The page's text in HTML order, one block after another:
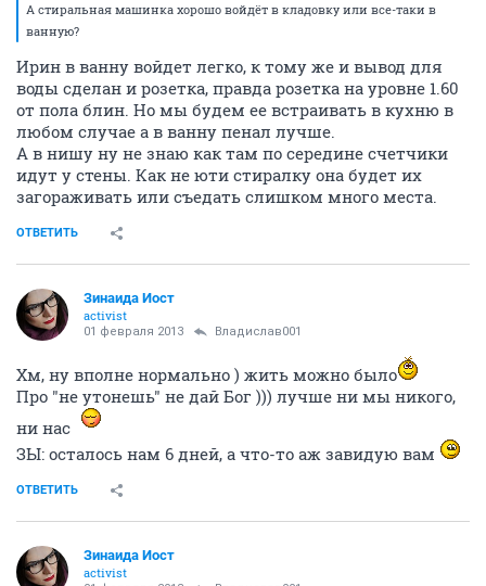
А стиральная машинка хорошо войдёт в кладовку или все-таки в
ванную?
Ирин в ванну войдет легко, к тому же и вывод для
воды сделан и розетка, правда розетка на уровне 1.60
от пола блин. Но мы будем ее встраивать в кухню в
любом случае а в ванну пенал лучше.
А в нишу ну не знаю как там по середине счетчики
идут у стены. Как не юти стиралку она будет их
загораживать или съедать слишком много места.
ОТВЕТИТЬ
Зинаида Иост
activist
01 февраля 2013 Владислав001
Хм, ну вполне нормально ) жить можно было
Про "не утонешь" не дай Бог ))) лучше ни мы никого,
ни нас
ЗЫ: осталось нам 6 дней, а что-то аж завидую вам
ОТВЕТИТЬ
Зинаида Иост
activist